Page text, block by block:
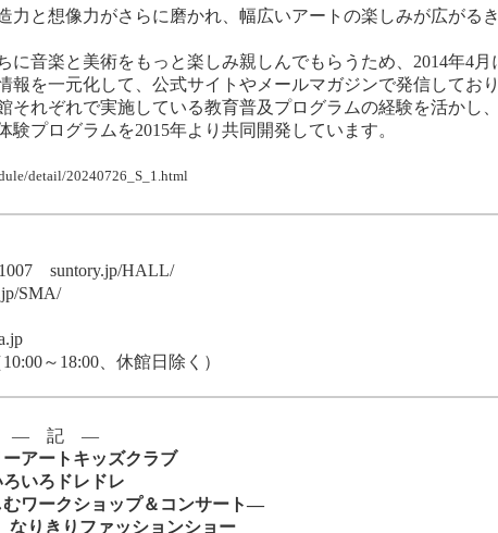
と想像力がさらに磨かれ、幅広いアートの楽しみが広がる
に音楽と美術をもっと楽しみ親しんでもらうため、2014年4月
を一元化して、公式サイトやメールマガジンで発信してお
れぞれで実施している教育普及プログラムの経験を活かし
プログラムを2015年より共同開発しています。
detail/20240726_S_1.html
suntory.jp/HALL/
SMA/
～18:00、休館日除く）
― 記 ―
アートキッズクラブ
ろいろドレドレ
ワークショップ＆コンサート―
なりきりファッションショー